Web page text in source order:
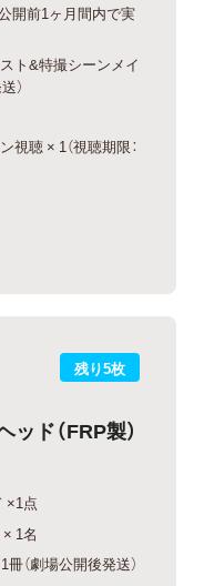
開前1ヶ月間内で実
ト&特撮シーンメイ
）
聴 × 1（視聴期限：
残り5枚
ド（FRP製）
×1点
1名
（劇場公開後発送）